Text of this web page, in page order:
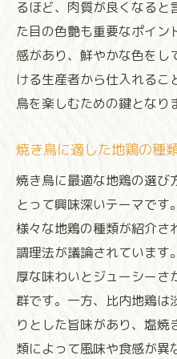
るほど、肉質が良くなる
た目の色艶も重要なポイン
感があり、鮮やかな色をし
ける生産者から仕入れるこ
鳥を楽しむための鍵となり
焼き鳥に適した地鶏の種
焼き鳥に最適な地鶏の選び
とって興味深いテーマです
様々な地鶏の種類が紹介さ
調理法が議論されています
厚な味わいとジューシーさ
群です。一方、比内地鶏は
りとした旨味があり、塩
類によって風味や食感が異